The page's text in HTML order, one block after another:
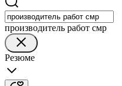
производитель работ смр
Резюме